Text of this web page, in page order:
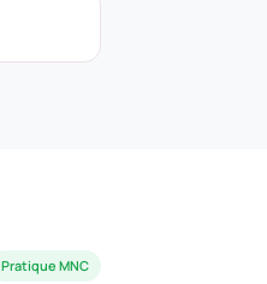
Pratique MNC